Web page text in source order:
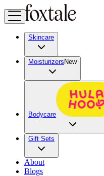
Skincare
Moisturizers New
Bodycare
Gift Sets
About
Blogs